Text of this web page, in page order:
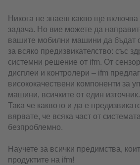
Никога не знаеш какво ще
задача. Но вие можете да
вашите мобилни машини да бъдат
за всяко предизвикателство: със
системни решение от ifm. От
дисплеи и контролери – ifm
висококачествени компоненти за
машини, всичките от един източник.
Така че каквото и да е
вярвате, че всяка част от
безпроблемно.
Научете за всички предимства,
продуктите на ifm!